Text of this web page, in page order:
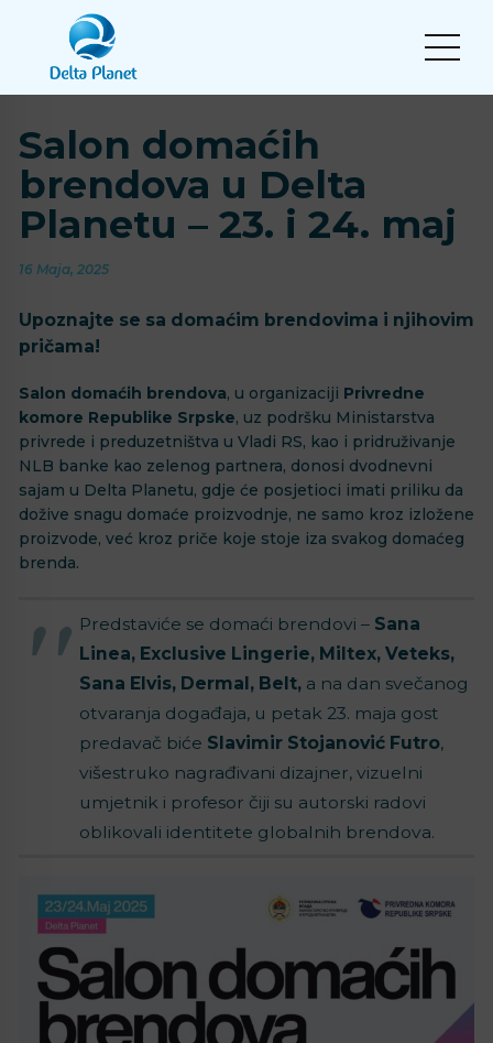
Salon domaćih
brendova u Delta
Planetu – 23. i 24. maj
16 Maja, 2025
Upoznajte se sa domaćim brendovima i njihovim
pričama!
Salon domaćih brendova, u organizaciji Privredne
komore Republike Srpske, uz podršku Ministarstva
privrede i preduzetništva u Vladi RS, kao i pridruživanje
NLB banke kao zelenog partnera, donosi dvodnevni
sajam u Delta Planetu, gdje će posjetioci imati priliku da
dožive snagu domaće proizvodnje, ne samo kroz izložene
proizvode, već kroz priče koje stoje iza svakog domaćeg
brenda.
Predstaviće se domaći brendovi – Sana
Linea, Exclusive Lingerie, Miltex, Veteks,
Sana Elvis, Dermal, Belt, a na dan svečanog
otvaranja događaja, u petak 23. maja gost
predavač biće Slavimir Stojanović Futro,
višestruko nagrađivani dizajner, vizuelni
umjetnik i profesor čiji su autorski radovi
oblikovali identitete globalnih brendova.